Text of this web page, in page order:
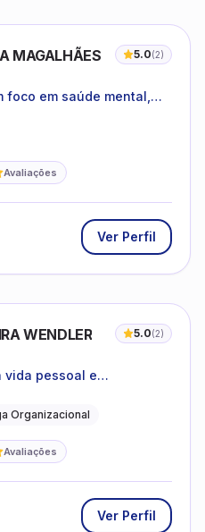
MAGALHÃES 5.0(2)
foco em saúde mental,
Avaliações
Ver Perfil
WENDLER 5.0(2)
vida pessoal e
Organizacional
Avaliações
Ver Perfil